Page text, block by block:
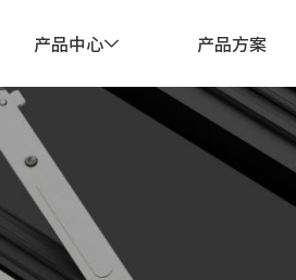
产品中心 产品方案